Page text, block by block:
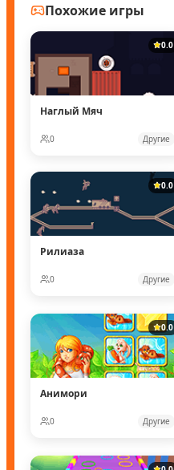
Похожие игры
0.0
Наглый Мяч
0 Другие
0.0
Рилиаза
0 Другие
0.0
Анимори
0 Другие